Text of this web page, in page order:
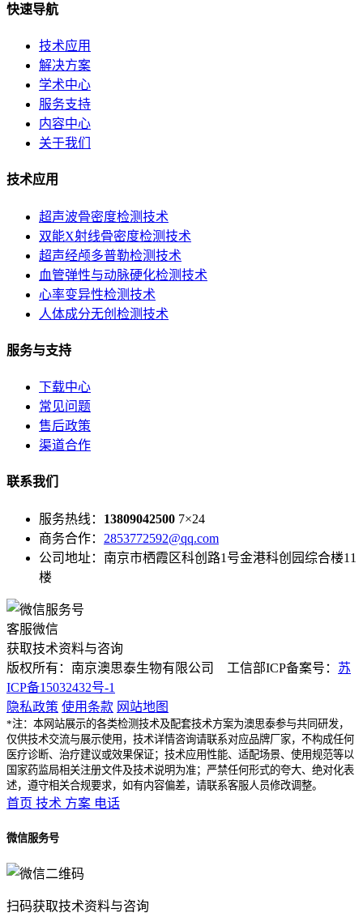
快速导航
技术应用
解决方案
学术中心
服务支持
内容中心
关于我们
技术应用
超声波骨密度检测技术
双能X射线骨密度检测技术
超声经颅多普勒检测技术
血管弹性与动脉硬化检测技术
心率变异性检测技术
人体成分无创检测技术
服务与支持
下载中心
常见问题
售后政策
渠道合作
联系我们
服务热线： 13809042500 7×24
商务合作： 2853772592@qq.com
公司地址：南京市栖霞区科创路1号金港科创园综合楼11
楼
客服微信
获取技术资料与咨询
版权所有：南京澳思泰生物有限公司 工信部ICP备案号： 苏
ICP备15032432号-1
隐私政策 使用条款 网站地图
*注：本网站展示的各类检测技术及配套技术方案为澳思泰参与共同研发，
仅供技术交流与展示使用，技术详情咨询请联系对应品牌厂家，不构成任何
医疗诊断、治疗建议或效果保证；技术应用性能、适配场景、使用规范等以
国家药监局相关注册文件及技术说明为准；严禁任何形式的夸大、绝对化表
述，遵守相关合规要求，如有内容偏差，请联系客服人员修改调整。
首页 技术 方案 电话
微信服务号
扫码获取技术资料与咨询